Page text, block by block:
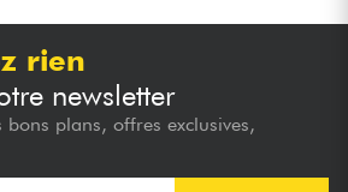
rien
newsletter
bons plans, offres exclusives,